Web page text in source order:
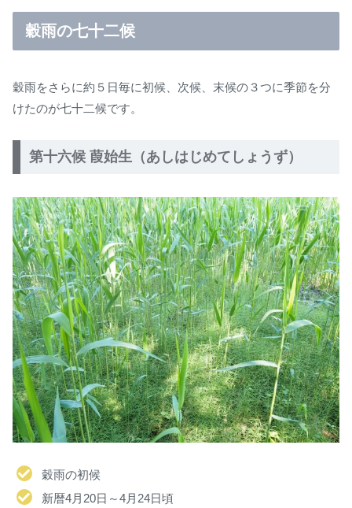
穀雨の七十二候
穀雨をさらに約５日毎に初候、次候、末候の３つに季節を分
けたのが七十二候です。
第十六候 葭始生（あしはじめてしょうず）
穀雨の初候
新暦4月20日～4月24日頃